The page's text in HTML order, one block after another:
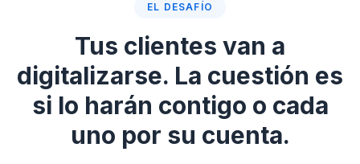
EL DESAFÍO
Tus clientes van a
digitalizarse. La cuestión es
si lo harán contigo o cada
uno por su cuenta.